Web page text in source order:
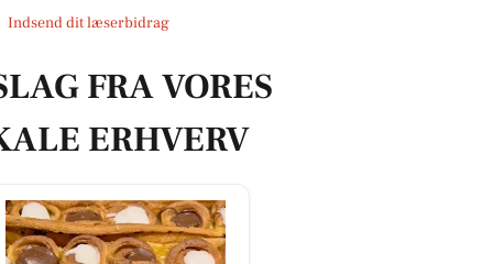
Indsend dit læserbidrag
FRA VORES
ERHVERV